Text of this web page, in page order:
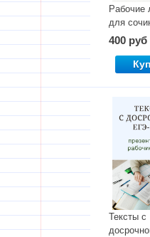
Рабочие
для
13.3 ОГЭ
ФИПИ.
400 руб
Тексты с